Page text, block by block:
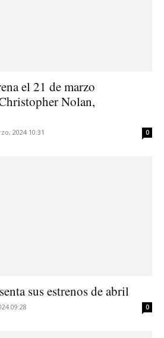
el 21 de marzo
Nolan,
2024 10:31 0
sus estrenos de abril
09:28 0